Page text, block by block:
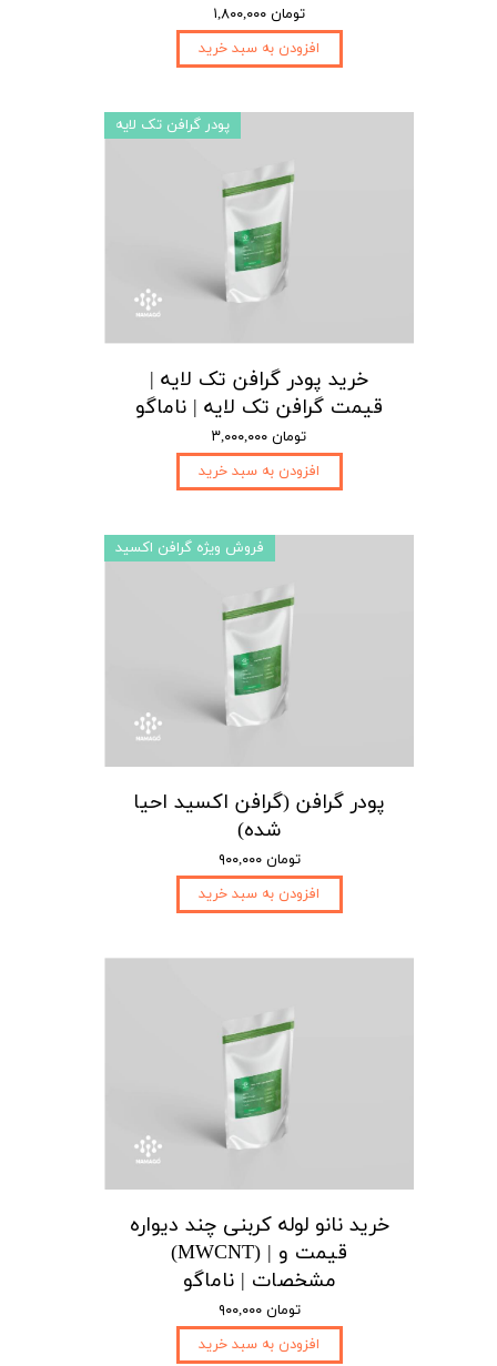
۱,۸۰۰,۰۰۰ تومان
افزودن به سبد خرید
خرید پودر گرافن تک لایه |
قیمت گرافن تک لایه | ناماگو
۳,۰۰۰,۰۰۰ تومان
افزودن به سبد خرید
پودر گرافن تک لایه
پودر گرافن (گرافن اکسید احیا
شده)
۹۰۰,۰۰۰ تومان
افزودن به سبد خرید
فروش ویژه گرافن اکسید
خرید نانو لوله کربنی چند دیواره
(MWCNT) | قیمت و
مشخصات | ناماگو
۹۰۰,۰۰۰ تومان
افزودن به سبد خرید